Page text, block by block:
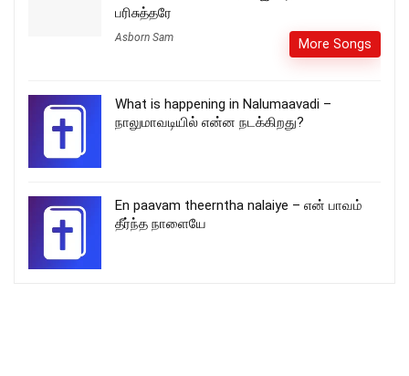
பரிசுத்தரே
Asborn Sam More Songs
What is happening in Nalumaavadi –
நாலுமாவடியில் என்ன நடக்கிறது?
En paavam theerntha nalaiye – என் பாவம்
தீர்ந்த நாளையே